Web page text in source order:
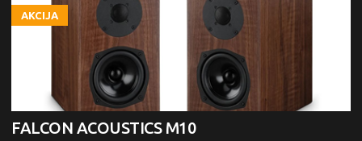
AKCIJA
FALCON ACOUSTICS M10